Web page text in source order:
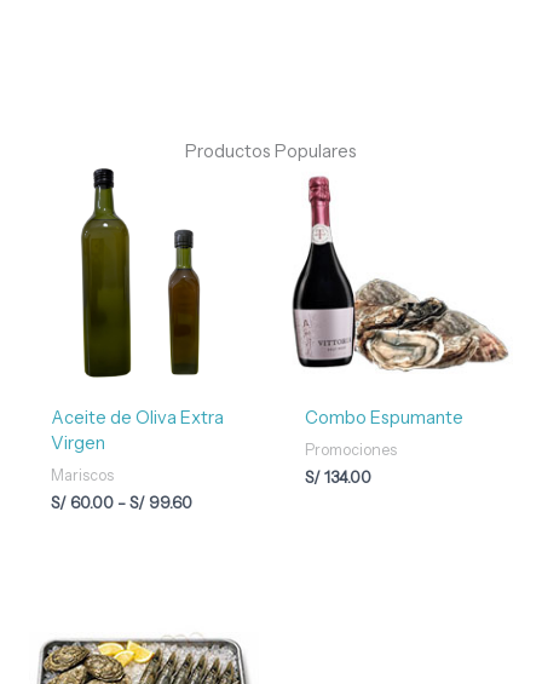
Productos Populares
Aceite de Oliva Extra
Virgen
Mariscos
S/60.00 - S/99.60
desde
S/ 60.00
hasta
Combo Espumante
Promociones
S/134.00